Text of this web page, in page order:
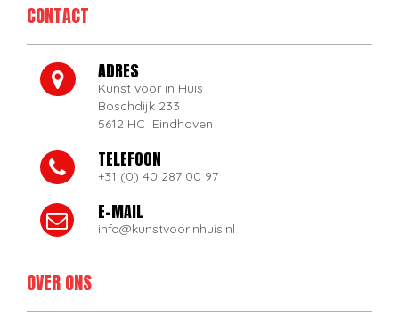
CONTACT
ADRES
Kunst voor in Huis
Boschdijk 233
5612 HC Eindhoven
TELEFOON
+31 (0) 40 287 00 97
E-MAIL
info@kunstvoorinhuis.nl
OVER ONS